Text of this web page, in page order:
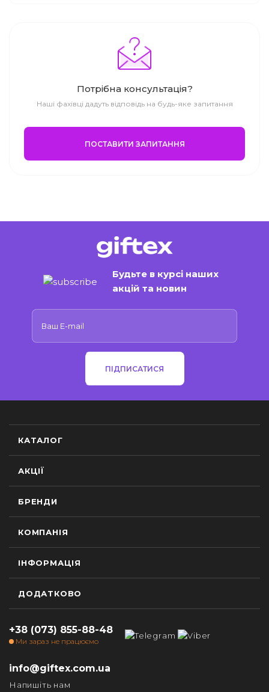
Потрібна консультація?
Наші фахівці дадуть відповідь на будь-яке запитання
ПОСТАВИТИ ЗАПИТАННЯ
Будьте в курсі наших
акцій та новин
ПІДПИСАТИСЯ
КАТАЛОГ
АКЦІЇ
БРЕНДИ
КОМПАНІЯ
ІНФОРМАЦІЯ
ДОДАТКОВО
+38 (073) 855-88-48
Ми зараз не працюємо
info@giftex.com.ua
Напишіть нам